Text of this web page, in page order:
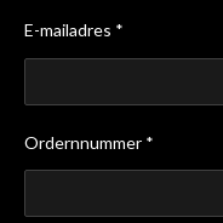
E-mailadres *
Ordernnummer *